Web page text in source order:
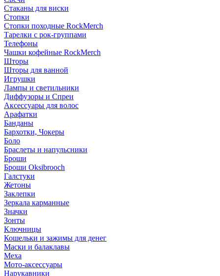
Стаканы для виски
Стопки
Стопки походные RockMerch
Тарелки с рок-группами
Телефоны
Чашки кофейные RockMerch
Шторы
Шторы для ванной
Игрушки
Лампы и светильники
Диффузоры и Спреи
Аксессуары для волос
Арафатки
Банданы
Бархотки, Чокеры
Боло
Браслеты и напульсники
Броши
Броши Oksibrooch
Галстуки
Жетоны
Заклепки
Зеркала карманные
Значки
Зонты
Ключницы
Кошельки и зажимы для денег
Маски и балаклавы
Меха
Мото-аксессуары
Нарукавники